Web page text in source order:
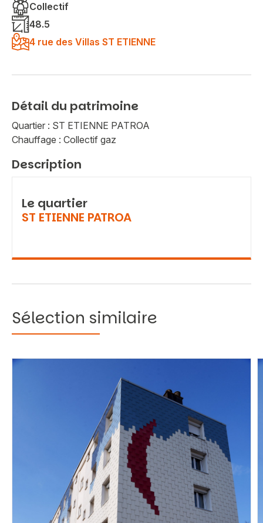
Collectif
48.5
4 rue des Villas ST ETIENNE
Détail du patrimoine
Quartier : ST ETIENNE PATROA
Chauffage : Collectif gaz
Description
Le quartier
ST ETIENNE PATROA
Sélection similaire